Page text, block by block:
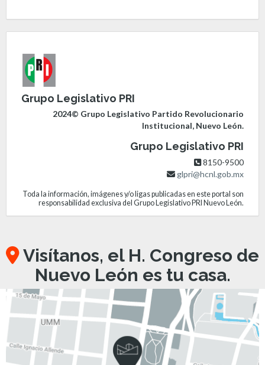
Grupo Legislativo PRI
2024© Grupo Legislativo Partido Revolucionario
Institucional, Nuevo León.
Grupo Legislativo PRI
8150-9500
glpri@hcnl.gob.mx
Toda la información, imágenes y/o ligas publicadas en este portal son
responsabilidad exclusiva del Grupo Legislativo PRI Nuevo León.
Visítanos, el H. Congreso de
Nuevo León es tu casa.